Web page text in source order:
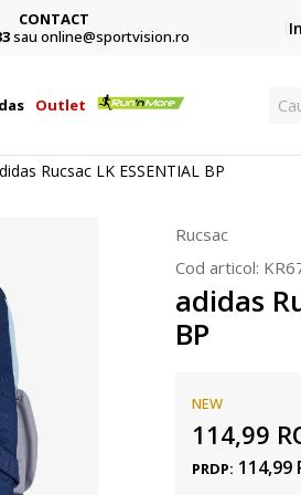
CONTACT
sau online@sportvision.ro
Outlet
Rucsac LK ESSENTIAL BP
Rucsac
Cod articol:
adidas
BP
NEW
114,99
PRDP: 114,99